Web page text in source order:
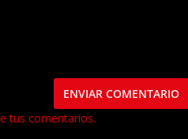
tus comentarios.